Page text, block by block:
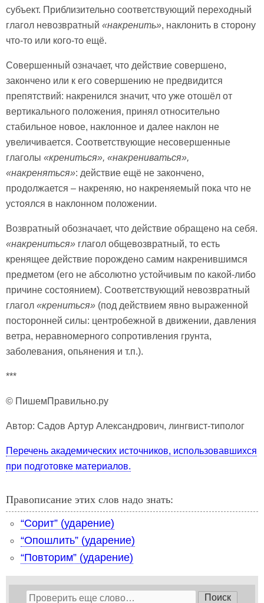
субъект. Приблизительно соответствующий переходный
глагол невозвратный «накренить», наклонить в сторону
что-то или кого-то ещё.
Совершенный означает, что действие совершено,
закончено или к его совершению не предвидится
препятствий: накренился значит, что уже отошёл от
вертикального положения, принял относительно
стабильное новое, наклонное и далее наклон не
увеличивается. Соответствующие несовершенные
глаголы «крениться», «накрениваться»,
«накреняться»: действие ещё не закончено,
продолжается – накреняю, но накреняемый пока что не
устоялся в наклонном положении.
Возвратный обозначает, что действие обращено на себя.
«накрениться» глагол общевозвратный, то есть
кренящее действие порождено самим накренившимся
предметом (его не абсолютно устойчивым по какой-либо
причине состоянием). Соответствующий невозвратный
глагол «крениться» (под действием явно выраженной
посторонней силы: центробежной в движении, давления
ветра, неравномерного сопротивления грунта,
заболевания, опьянения и т.п.).
***
© ПишемПравильно.ру
Автор: Садов Артур Александрович, лингвист-типолог
Перечень академических источников, использовавшихся
при подготовке материалов.
Правописание этих слов надо знать:
“Сорит” (ударение)
“Опошлить” (ударение)
“Повторим” (ударение)